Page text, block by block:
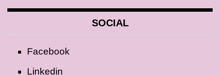
SOCIAL
Facebook
Linkedin